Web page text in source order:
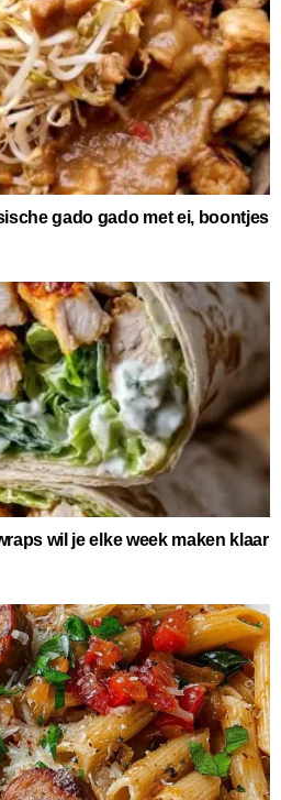
gado gado met ei, boontjes
wil je elke week maken klaar